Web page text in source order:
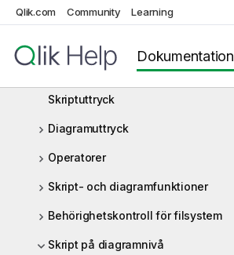
Qlik.com Community Learning
Dokumentation
Skriptsatser och nyckelord
Arbeta med variabler i
Skriptredigeraren
Skriptuttryck
Diagramuttryck
Operatorer
Skript- och diagramfunktioner
Behörighetskontroll för filsystem
Skript på diagramnivå